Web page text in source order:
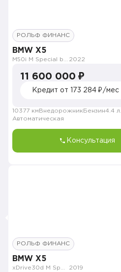
РОЛЬФ ФИНАНС
BMW X5
2022
11 600 000 ₽
Кредит от 173 284 ₽/мес
10377 км Внедорожник Бензин4.4 л.
Автоматическая
Консультация
РОЛЬФ ФИНАНС
BMW X5
2019